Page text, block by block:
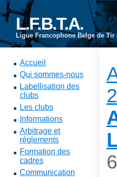
L.F.B.T.A.
Ligue Francophone Belge de Tir
Accueil
Qui sommes-nous
Labellisation des
clubs
Les clubs
Informations
Arbitrage et
règlements
Formation des
cadres
Communication